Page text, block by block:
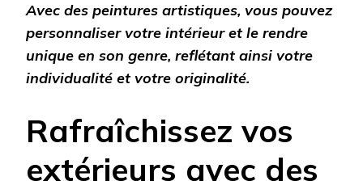
Avec des peintures artistiques, vous pouvez
personnaliser votre intérieur et le rendre
unique en son genre, reflétant ainsi votre
individualité et votre originalité.
Rafraîchissez vos
extérieurs avec des